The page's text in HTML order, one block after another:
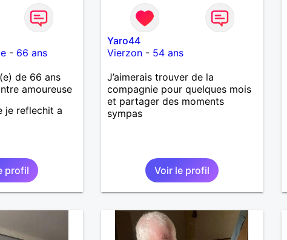
- 66 ans
de 66 ans
amoureuse
je reflechit a
profil
Yaro44
Vierzon- 54 ans
J’aimerais trouver de la
compagnie pour quelques mois
et partager des moments
sympas
Voir le profil